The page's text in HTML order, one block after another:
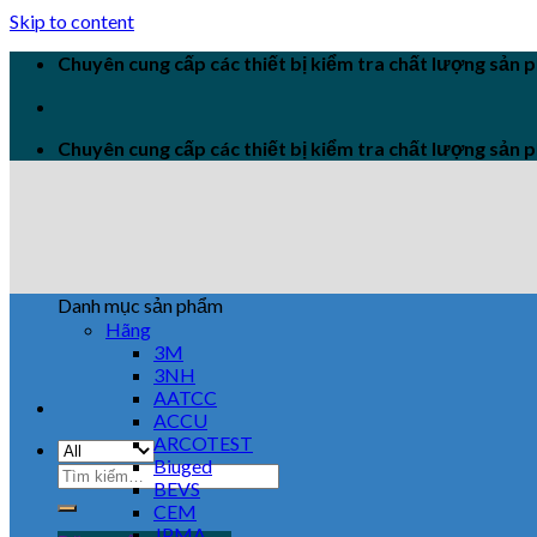
Skip to content
Chuyên cung cấp các thiết bị kiểm tra chất lượng sản
Chuyên cung cấp các thiết bị kiểm tra chất lượng sản
Danh mục sản phẩm
Hãng
3M
3NH
AATCC
ACCU
ARCOTEST
Biuged
BEVS
CEM